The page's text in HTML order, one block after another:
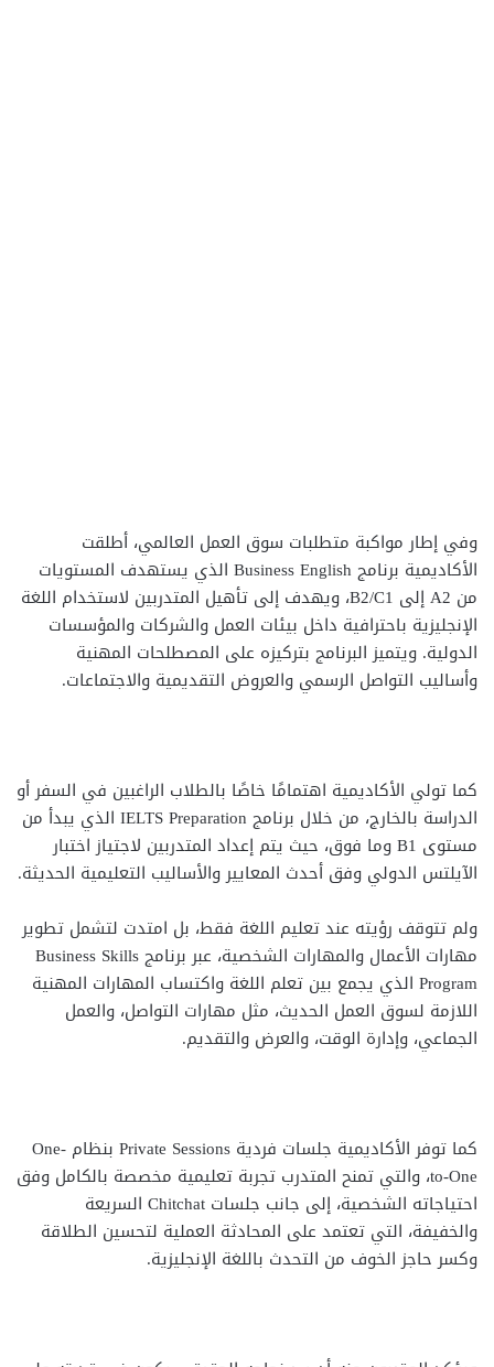
وفي إطار مواكبة متطلبات سوق العمل العالمي، أطلقت
الأكاديمية برنامج Business English الذي يستهدف المستويات
من A2 إلى B2/C1، ويهدف إلى تأهيل المتدربين لاستخدام اللغة
الإنجليزية باحترافية داخل بيئات العمل والشركات والمؤسسات
الدولية. ويتميز البرنامج بتركيزه على المصطلحات المهنية
وأساليب التواصل الرسمي والعروض التقديمية والاجتماعات.
كما تولي الأكاديمية اهتمامًا خاصًا بالطلاب الراغبين في السفر أو
الدراسة بالخارج، من خلال برنامج IELTS Preparation الذي يبدأ من
مستوى B1 وما فوق، حيث يتم إعداد المتدربين لاجتياز اختبار
الآيلتس الدولي وفق أحدث المعايير والأساليب التعليمية الحديثة.
ولم تتوقف رؤيته عند تعليم اللغة فقط، بل امتدت لتشمل تطوير
مهارات الأعمال والمهارات الشخصية، عبر برنامج Business Skills
Program الذي يجمع بين تعلم اللغة واكتساب المهارات المهنية
اللازمة لسوق العمل الحديث، مثل مهارات التواصل، والعمل
الجماعي، وإدارة الوقت، والعرض والتقديم.
كما توفر الأكاديمية جلسات فردية Private Sessions بنظام One-
to-One، والتي تمنح المتدرب تجربة تعليمية مخصصة بالكامل وفق
احتياجاته الشخصية، إلى جانب جلسات Chitchat السريعة
والخفيفة، التي تعتمد على المحادثة العملية لتحسين الطلاقة
وكسر حاجز الخوف من التحدث باللغة الإنجليزية.